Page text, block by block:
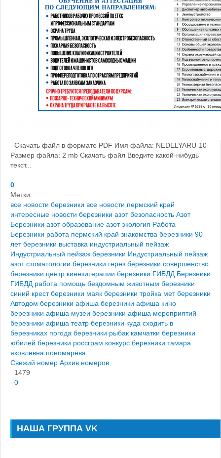
Скачать файл в формате PDF Имя файла: NEDELYARU-10
Размер файла: 2 mb Скачать файл Введите какой-нибудь
текст...
0
Метки:
все новости березники все новости пермский край
интересные новости березники азот безопасность Азот
Березники азот образование азот экология Работа
Березники работа пермский край знакомства березники 90
лет березники выставка индустриальный пейзаж
Индустриальный пейзаж березники Индустриальный пейзаж
азот стоматологии березники герез березники совершенство
березники центр кинезитерапии березники ГИБДД Березники
ГИБДД работа помощь бездомным животным березники
синий крест березники маяк березники тройка мет березники
Автодом березники афиша березники афиша кино
березники афиша музеи березники афиша мероприятий
березники афиша театр березники куда сходить в
березниках погода березники рыбак камчатки березники
юбилей березники россграм конкурс березники тамара
яковлевна пономарёва
Свежий номер Архив номеров
1479
0
НАША ГРУППА VK